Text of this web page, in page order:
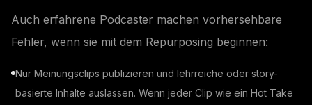
Auch erfahrene Podcaster machen vorhersehbare
Fehler, wenn sie mit dem Repurposing beginnen:
Nur Meinungsclips publizieren und lehrreiche oder story-
basierte Inhalte auslassen. Wenn jeder Clip wie ein Hot Take